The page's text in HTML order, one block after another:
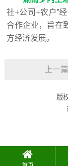
社+公司+农户”
合作企业，旨在
方经济发展。
上一篇
版